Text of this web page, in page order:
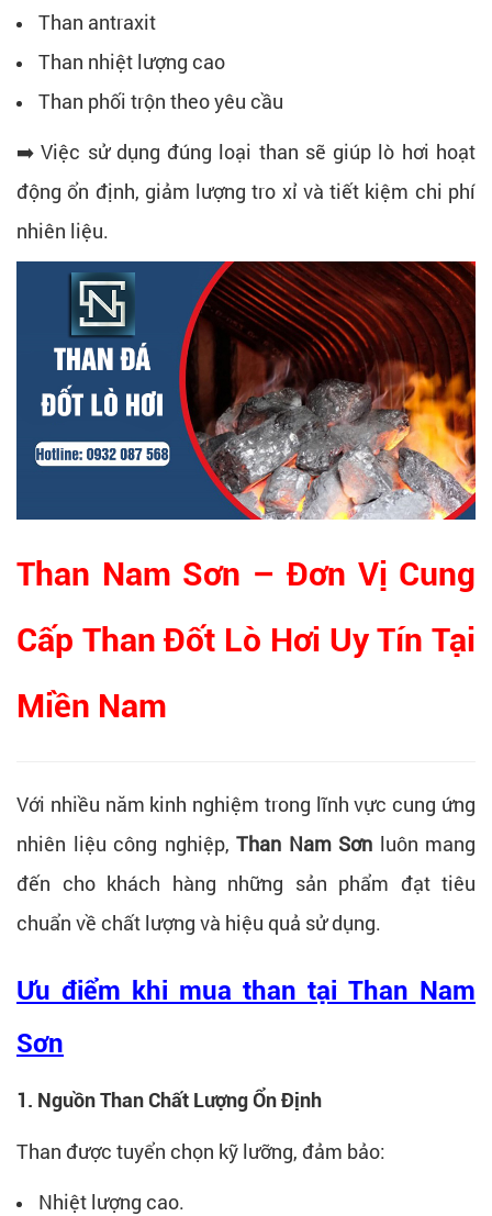
Than antraxit
Than nhiệt lượng cao
Than phối trộn theo yêu cầu
➡️ Việc sử dụng đúng loại than sẽ giúp lò hơi hoạt
động ổn định, giảm lượng tro xỉ và tiết kiệm chi phí
nhiên liệu.
Than Nam Sơn – Đơn Vị Cung
Cấp Than Đốt Lò Hơi Uy Tín Tại
Miền Nam
Với nhiều năm kinh nghiệm trong lĩnh vực cung ứng
nhiên liệu công nghiệp, Than Nam Sơn luôn mang
đến cho khách hàng những sản phẩm đạt tiêu
chuẩn về chất lượng và hiệu quả sử dụng.
Ưu điểm khi mua than tại Than Nam
Sơn
1. Nguồn Than Chất Lượng Ổn Định
Than được tuyển chọn kỹ lưỡng, đảm bảo:
Nhiệt lượng cao.